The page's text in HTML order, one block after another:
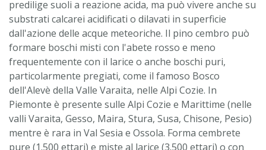
predilige suoli a reazione acida, ma può vivere anche su
substrati calcarei acidificati o dilavati in superficie
dall'azione delle acque meteoriche. Il pino cembro può
formare boschi misti con l'abete rosso e meno
frequentemente con il larice o anche boschi puri,
particolarmente pregiati, come il famoso Bosco
dell'Alevè della Valle Varaita, nelle Alpi Cozie. In
Piemonte è presente sulle Alpi Cozie e Marittime (nelle
valli Varaita, Gesso, Maira, Stura, Susa, Chisone, Pesio)
mentre è rara in Val Sesia e Ossola. Forma cembrete
pure (1.500 ettari) e miste al larice (3.500 ettari) o con